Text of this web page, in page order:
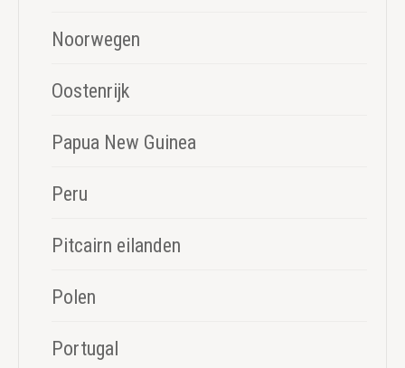
Noorwegen
Oostenrijk
Papua New Guinea
Peru
Pitcairn eilanden
Polen
Portugal